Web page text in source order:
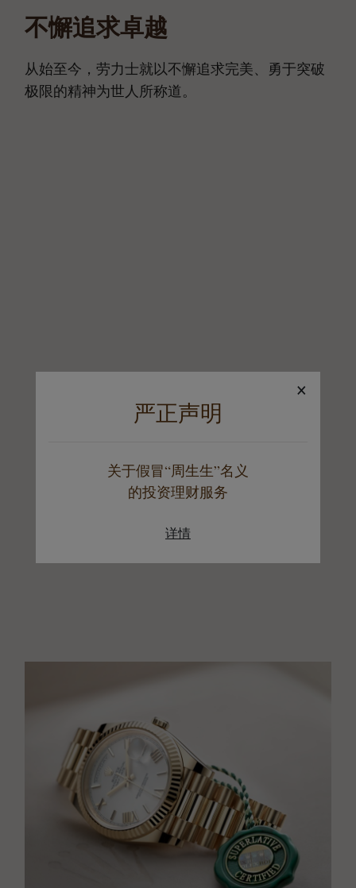
×
严正声明
关于假冒“周生生”名义
的投资理财服务
详情
不懈追求卓越
从始至今，劳力士就以不懈追求完美、勇于突破
极限的精神为世人所称道。